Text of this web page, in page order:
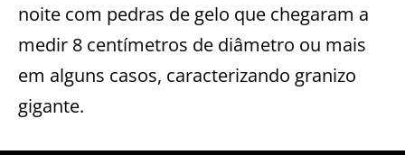
noite com pedras de gelo que chegaram a
medir 8 centímetros de diâmetro ou mais
em alguns casos, caracterizando granizo
gigante.